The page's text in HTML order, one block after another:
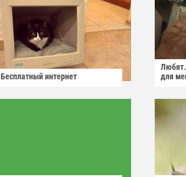
Бесплатный интернет
для